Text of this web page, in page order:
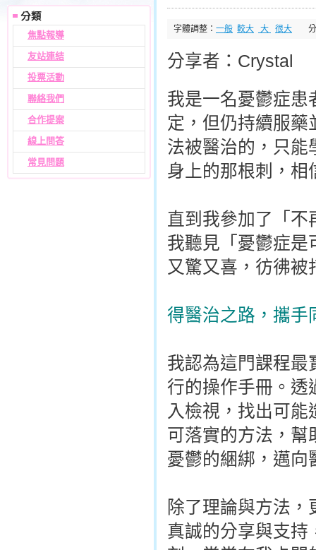
焦點報導
友站連結
投票活動
聯絡我們
合作提案
線上問答
常見問題
字體調整： 一般 較大 大 很大
分享者：Crystal
我是一名憂鬱症患
定，但仍持續服藥
法被醫治的，只
身上的那根刺，相
直到我參加了「不
我聽見「憂鬱症是
又驚又喜，彷彿被
得醫治之路，攜手
我認為這門課程最
行的操作手冊。透
入檢視，找出可
可落實的方法，幫
憂鬱的綑綁，邁向
除了理論與方法
真誠的分享與支持